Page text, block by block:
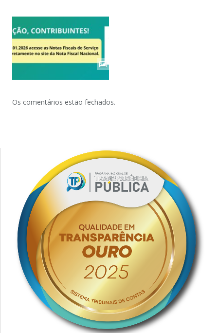
Os comentários estão fechados.